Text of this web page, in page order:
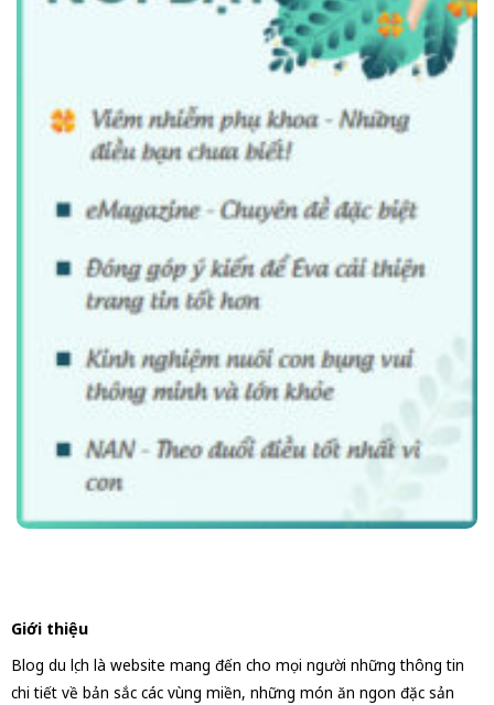
Giới thiệu
Blog du lịch là website mang đến cho mọi người những thông tin
chi tiết về bản sắc các vùng miền, những món ăn ngon đặc sản